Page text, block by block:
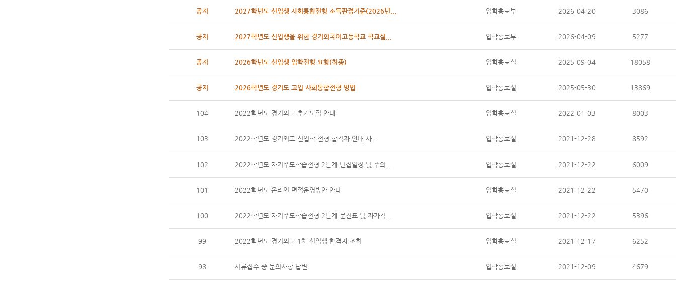
공지 2027학년도 신입생 사회통합전형 소득판정기준(2026년... 입학홍보부 2026-04-20 3086
공지 2027학년도 신입생을 위한 경기외국어고등학교 학교설... 입학홍보부 2026-04-09 5277
공지 2026학년도 신입생 입학전형 요항(최종) 입학홍보실 2025-09-04 18058
공지 2026학년도 경기도 고입 사회통합전형 방법 입학홍보실 2025-05-30 13869
104 2022학년도 경기외고 추가모집 안내 입학홍보실 2022-01-03 8003
103 2022학년도 경기외고 신입학 전형 합격자 안내 사... 입학홍보실 2021-12-28 8592
102 2022학년도 자기주도학습전형 2단계 면접일정 및 주의... 입학홍보실 2021-12-22 6009
101 2022학년도 온라인 면접운영방안 안내 입학홍보실 2021-12-22 5470
100 2022학년도 자기주도학습전형 2단계 문진표 및 자가격... 입학홍보실 2021-12-22 5396
99 2022학년도 경기외고 1차 신입생 합격자 조회 입학홍보실 2021-12-17 6252
98 서류접수 중 문의사항 답변 입학홍보실 2021-12-09 4679